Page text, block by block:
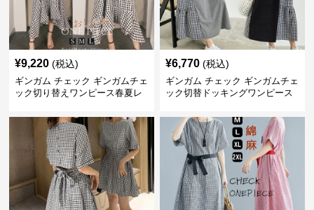
¥9,220 (税込)
ギンガム チェック ギンガムチェ
ック切り替えワンピース春夏レ
¥6,770 (税込)
ギンガム チェック ギンガムチェ
ック切替ドッキングワンピース